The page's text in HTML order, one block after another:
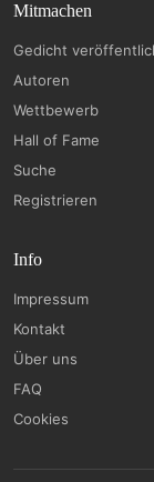
Mitmachen
Gedicht
Autoren
Wettbewerb
Hall of Fame
Suche
Registrieren
Info
Impressum
Kontakt
Über uns
FAQ
Cookies